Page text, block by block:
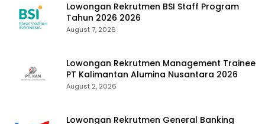
Lowongan Rekrutmen BSI Staff Program
Tahun 2026 2026
August 7, 2026
Lowongan Rekrutmen Management Trainee
PT Kalimantan Alumina Nusantara 2026
August 2, 2026
Lowongan Rekrutmen General Banking